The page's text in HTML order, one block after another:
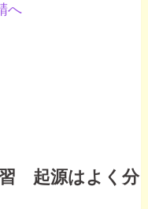
へ
起源はよく分